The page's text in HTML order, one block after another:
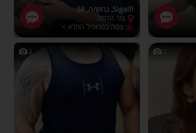
Sigalfi, גרוש/ה, 56
צור הדסה
צפה בפרופיל המלא >
2
2